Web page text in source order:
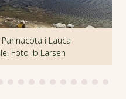
der i dag er
kulturarv, og engang -
havneby.
i Lauca
Foto Ib Larsen